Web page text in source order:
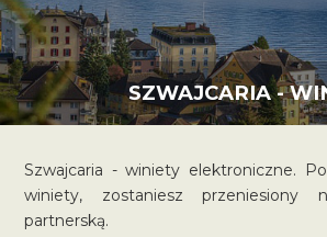
SZWAJCARIA -
Szwajcaria - winiety elektroniczne.
winiety, zostaniesz przeniesiony
partnerską.